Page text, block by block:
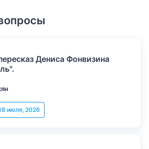
Дениса Фонвизина
июля, 2026